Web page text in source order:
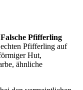
Falsche Pfifferling
Pfifferling auf
Hut,
ähnliche